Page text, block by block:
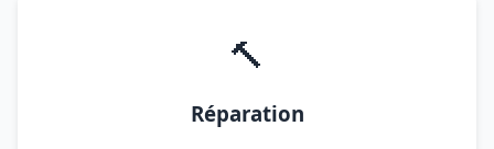
🔨
Réparation